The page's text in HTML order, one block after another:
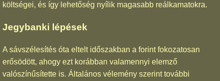
költségei, és így lehetőség nyílik magasabb reálkamatokra.
Jegybanki lépések
A sávszélesítés óta eltelt időszakban a forint fokozatosan
erősödött, ahogy ezt korábban valamennyi elemző
valószínűsítette is. Általános vélemény szerint további